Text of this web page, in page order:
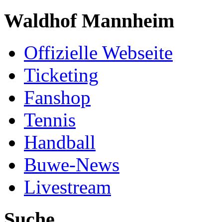
Waldhof Mannheim
Offizielle Webseite
Ticketing
Fanshop
Tennis
Handball
Buwe-News
Livestream